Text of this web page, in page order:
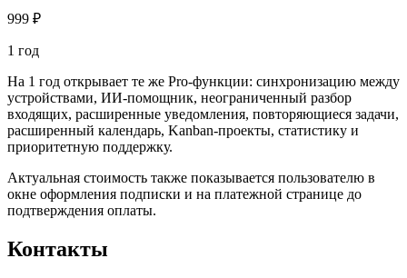
999 ₽
1 год
На 1 год открывает те же Pro-функции: синхронизацию между
устройствами, ИИ-помощник, неограниченный разбор
входящих, расширенные уведомления, повторяющиеся задачи,
расширенный календарь, Kanban-проекты, статистику и
приоритетную поддержку.
Актуальная стоимость также показывается пользователю в
окне оформления подписки и на платежной странице до
подтверждения оплаты.
Контакты